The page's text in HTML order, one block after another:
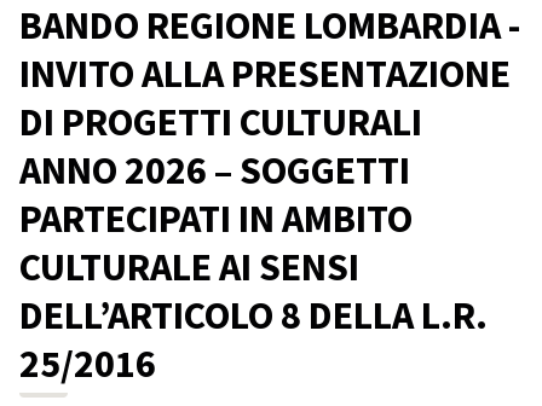
BANDO REGIONE LOMBARDIA -
INVITO ALLA PRESENTAZIONE
DI PROGETTI CULTURALI
ANNO 2026 – SOGGETTI
PARTECIPATI IN AMBITO
CULTURALE AI SENSI
DELL’ARTICOLO 8 DELLA L.R.
25/2016